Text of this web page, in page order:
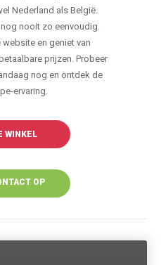
Nederland als België.
nooit zo eenvoudig.
en geniet van
prijzen. Probeer
nog en ontdek de
ervaring.
WINKEL
OP